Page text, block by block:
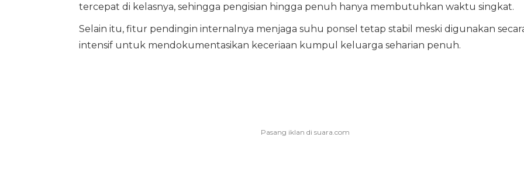
tercepat di kelasnya, sehingga pengisian hingga penuh hanya membutuhkan waktu singkat.
Selain itu, fitur pendingin internalnya menjaga suhu ponsel tetap stabil meski digunakan
intensif untuk mendokumentasikan keceriaan kumpul keluarga seharian penuh.